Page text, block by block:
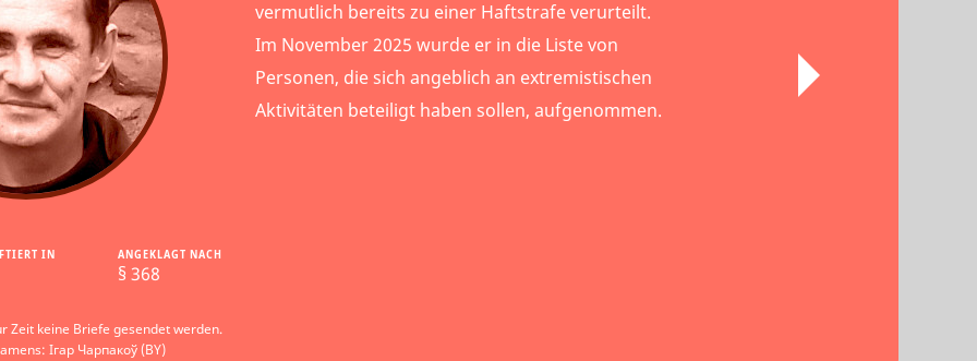
IN ANGEKLAGT NACH
§ 368
Zeit keine Briefe gesendet werden.
Ігар Чарпакоў (BY)
vermutlich bereits zu einer Haftstrafe verurteilt.
Im November 2025 wurde er in die Liste von
Personen, die sich angeblich an extremistischen
Aktivitäten beteiligt haben sollen, aufgenommen.